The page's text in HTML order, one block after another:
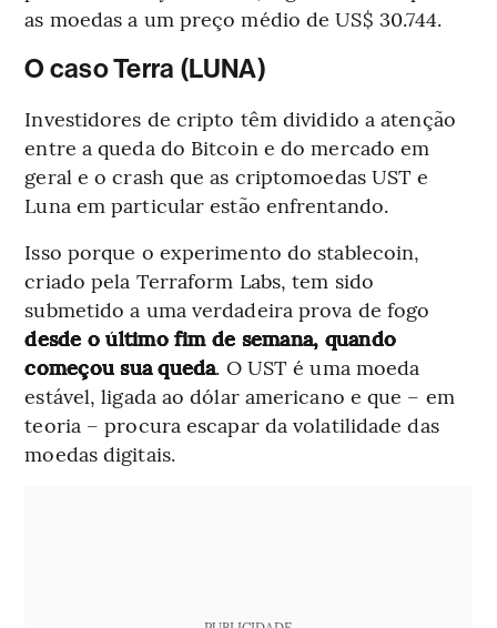
as moedas a um preço médio de US$ 30.744.
O caso Terra (LUNA)
Investidores de cripto têm dividido a atenção
entre a queda do Bitcoin e do mercado em
geral e o crash que as criptomoedas UST e
Luna em particular estão enfrentando.
Isso porque o experimento do stablecoin,
criado pela Terraform Labs, tem sido
submetido a uma verdadeira prova de fogo
desde o último fim de semana, quando
começou sua queda. O UST é uma moeda
estável, ligada ao dólar americano e que – em
teoria – procura escapar da volatilidade das
moedas digitais.